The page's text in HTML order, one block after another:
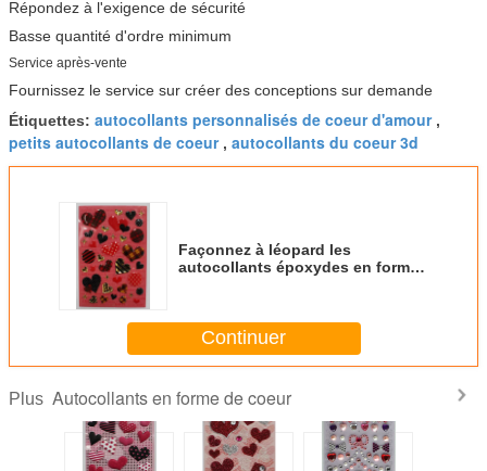
Répondez à l'exigence de sécurité
Basse quantité d'ordre minimum
Service après-vente
Fournissez le service sur créer des conceptions sur demande
Étiquettes: autocollants personnalisés de coeur d'amour,
petits autocollants de coeur, autocollants du coeur 3d
Façonnez à léopard les
autocollants époxydes en forme
120mm
Continuer
Plus Autocollants en forme de coeur